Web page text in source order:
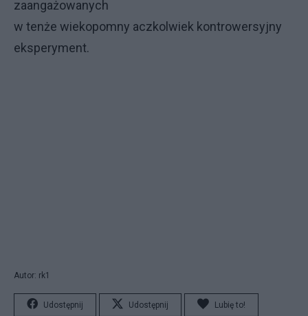
zaangażowanych
w tenże wiekopomny aczkolwiek kontrowersyjny
eksperyment.
Autor: rk1
Udostępnij Udostępnij Lubię to!